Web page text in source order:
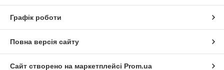
Графік роботи
Повна версія сайту
Сайт створено на маркетплейсі Prom.ua